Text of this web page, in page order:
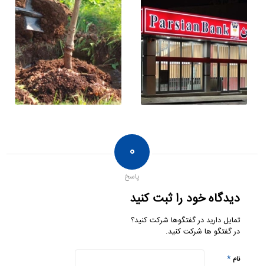
۰
پاسخ
دیدگاه خود را ثبت کنید
تمایل دارید در گفتگوها شرکت کنید؟
در گفتگو ها شرکت کنید.
نام*